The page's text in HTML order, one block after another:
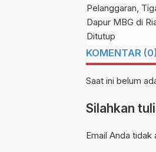
KOMENTAR (0)
Saat ini belum
Silahkan
Email Anda